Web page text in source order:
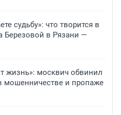
судьбу»: что творится в
Березовой в Рязани —
жизнь»: москвич обвинил
мошенничестве и пропаже